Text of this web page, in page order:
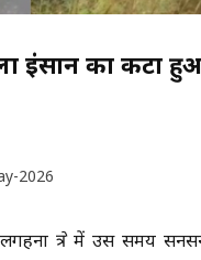
इंसान का कटा
2026
क्षेत्र में उस समय